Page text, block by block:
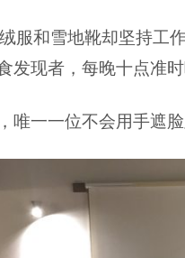
服和雪地靴却坚持工
发现者，每晚十点准时
唯一一位不会用手遮脸